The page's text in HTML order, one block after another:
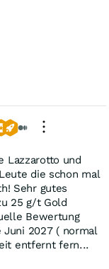
Lazzarotto und
die schon mal
Sehr gutes
25 g/t Gold
Bewertung
2027 ( normal
entfernt fern...